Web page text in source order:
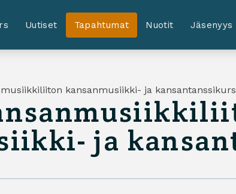
Uutiset Tapahtumat Nuotit Jäsenyys
kansanmusiikki- ja
ja